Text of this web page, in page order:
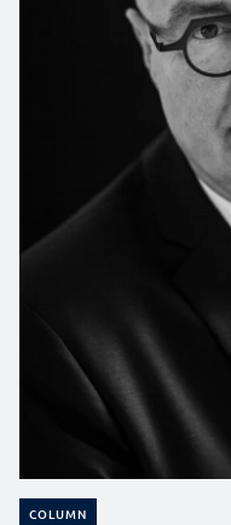
COLUMN